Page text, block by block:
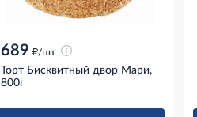
689 д/шт
Торт Бисквитный двор Мари,
800г